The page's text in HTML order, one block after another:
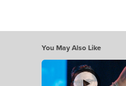
You May Also Like